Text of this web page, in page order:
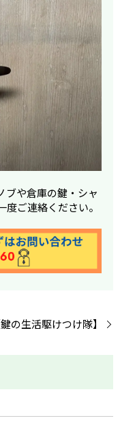
ブや倉庫の鍵・シャ
ご連絡ください。
の生活駆けつけ隊】